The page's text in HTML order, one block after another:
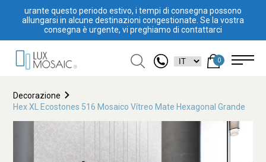
urante questo periodo estivo, i tempi di consegna possono
allungarsi in alcune destinazioni congestionate. Se la vostra
consegna è urgente, vi preghiamo di contattarci
0
Decorazione
Hex XL Ecostones 516 Mosaico Vítreo Mate Hexagonal Grande